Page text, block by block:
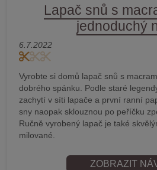
Lapač snů s
jednoduchý
6.7.2022
Vyrobte si domů lapač snů s
dobrého spánku. Podle staré
zachytí v síti lapače a první ranní
sny naopak sklouznou po peříčku
Ručně vyrobený lapač je také
milované.
ZOBRAZIT